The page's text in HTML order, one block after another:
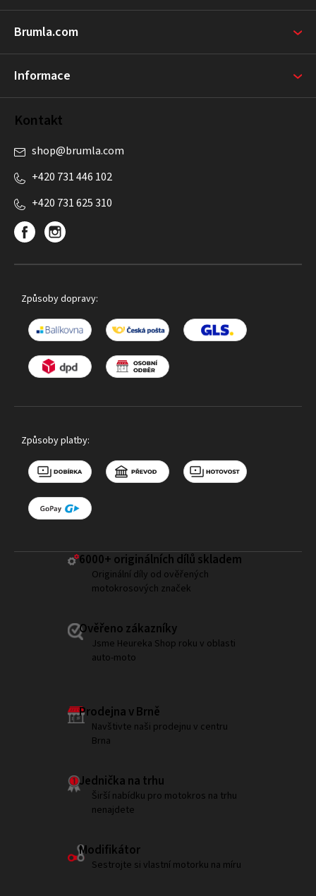
a
í
Brumla.com
Informace
Kontakt
shop@brumla.com
+420 731 446 102
+420 731 625 310
Způsoby dopravy:
Způsoby platby:
6000+ ​originálních dílů skladem
Originální díly od ověřených
motokrosových značek
Ověřeno zákazníky
Jsme Heureka Shop roku v oblasti
auto-moto
Prodejna v Brně
Navštivte naši prodejnu v centru
Brna
Jednička na trhu
Širší nabídku pro motokros na trhu
nenajdete
Modifikátor
Sestrojte si vlastní motorku na míru